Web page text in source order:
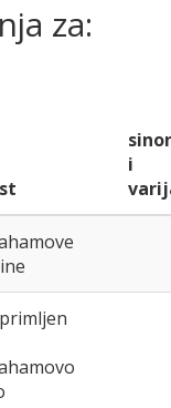
za:
i